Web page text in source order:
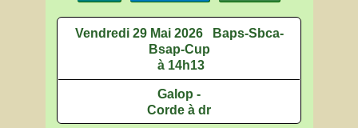
Vendredi 29 Mai 2026
Baps-Sbca-
Bsap-Cup
à 14h13
Galop -
Corde à dr